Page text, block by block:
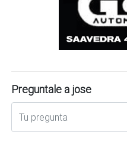
Preguntale a jose